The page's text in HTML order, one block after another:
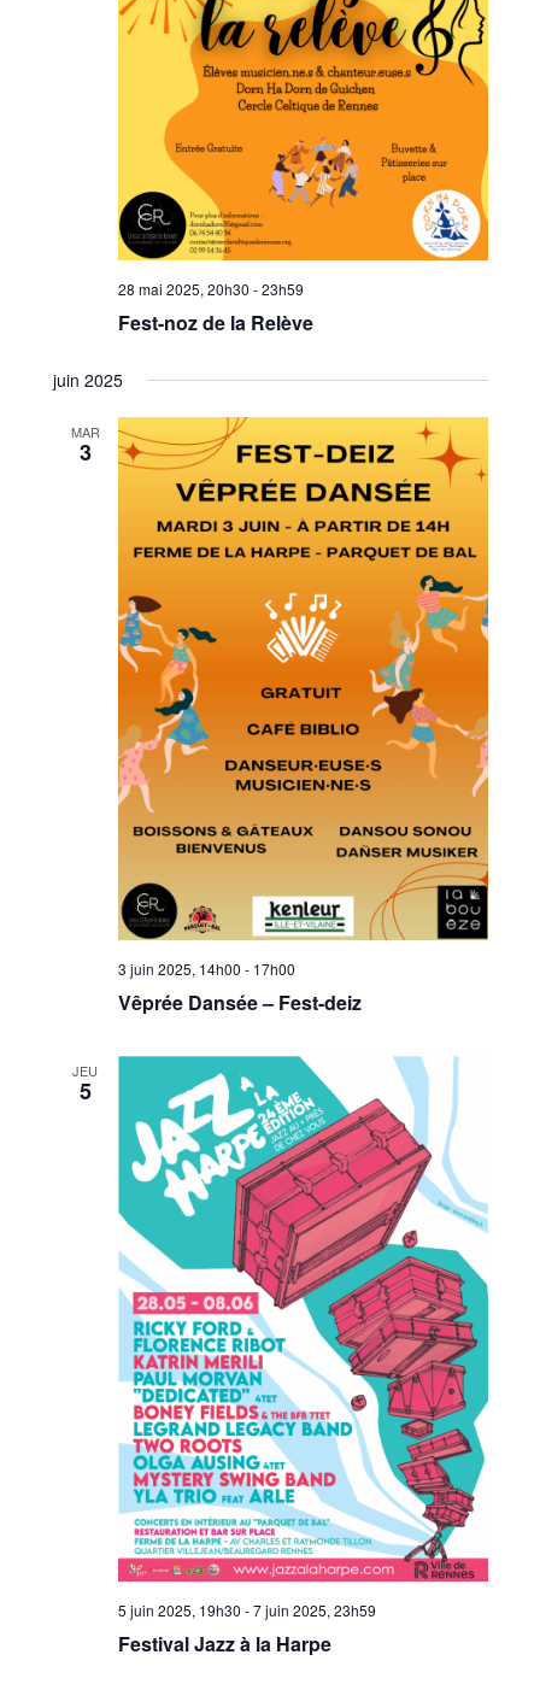
28 mai 2025, 20h30 -23h59
Fest-noz de la Relève
juin 2025
MAR
3
3 juin 2025, 14h00 - 17h00
Vêprée Dansée – Fest-deiz
JEU
5
5 juin 2025, 19h30 -7 juin 2025, 23h59
Festival Jazz à la Harpe